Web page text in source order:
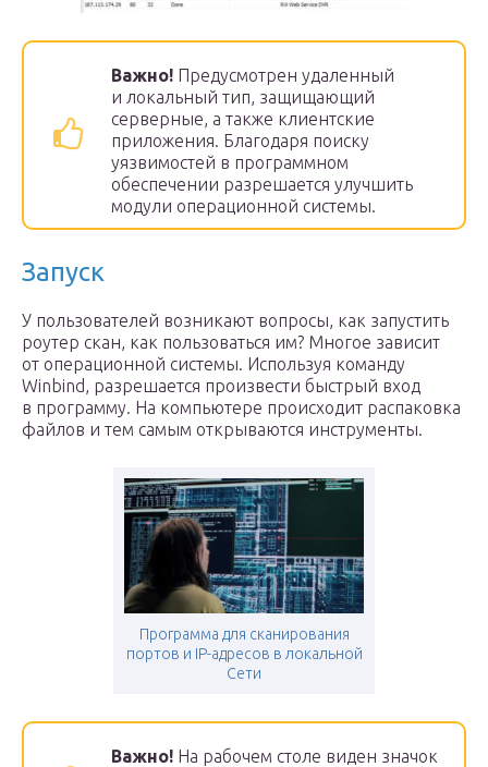
Важно! Предусмотрен удаленный
и локальный тип, защищающий
серверные, а также клиентские
приложения. Благодаря поиску
уязвимостей в программном
обеспечении разрешается улучшить
модули операционной системы.
Запуск
У пользователей возникают вопросы, как запустить
роутер скан, как пользоваться им? Многое зависит
от операционной системы. Используя команду
Winbind, разрешается произвести быстрый вход
в программу. На компьютере происходит распаковка
файлов и тем самым открываются инструменты.
Программа для сканирования
портов и IP-адресов в локальной
Сети
Важно! На рабочем столе виден значок